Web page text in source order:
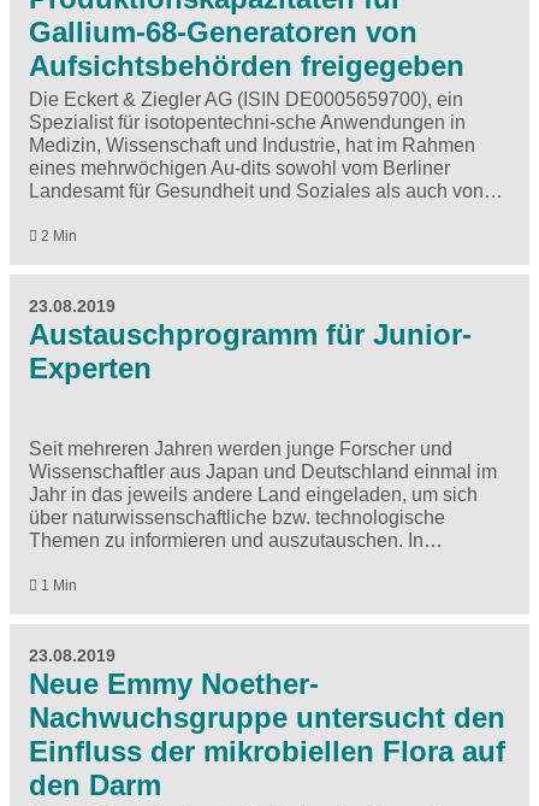
Gallium-68-Generatoren von
Aufsichtsbehörden freigegeben
Die Eckert & Ziegler AG (ISIN DE0005659700), ein
Spezialist für isotopentechni-sche Anwendungen in
Medizin, Wissenschaft und Industrie, hat im Rahmen
eines mehrwöchigen Au-dits sowohl vom Berliner
Landesamt für Gesundheit und Soziales als auch von…
2 Min
23.08.2019
Austauschprogramm für Junior-
Experten
Seit mehreren Jahren werden junge Forscher und
Wissenschaftler aus Japan und Deutschland einmal im
Jahr in das jeweils andere Land eingeladen, um sich
über naturwissenschaftliche bzw. technologische
Themen zu informieren und auszutauschen. In…
1 Min
23.08.2019
Neue Emmy Noether-
Nachwuchsgruppe untersucht den
Einfluss der mikrobiellen Flora auf
den Darm